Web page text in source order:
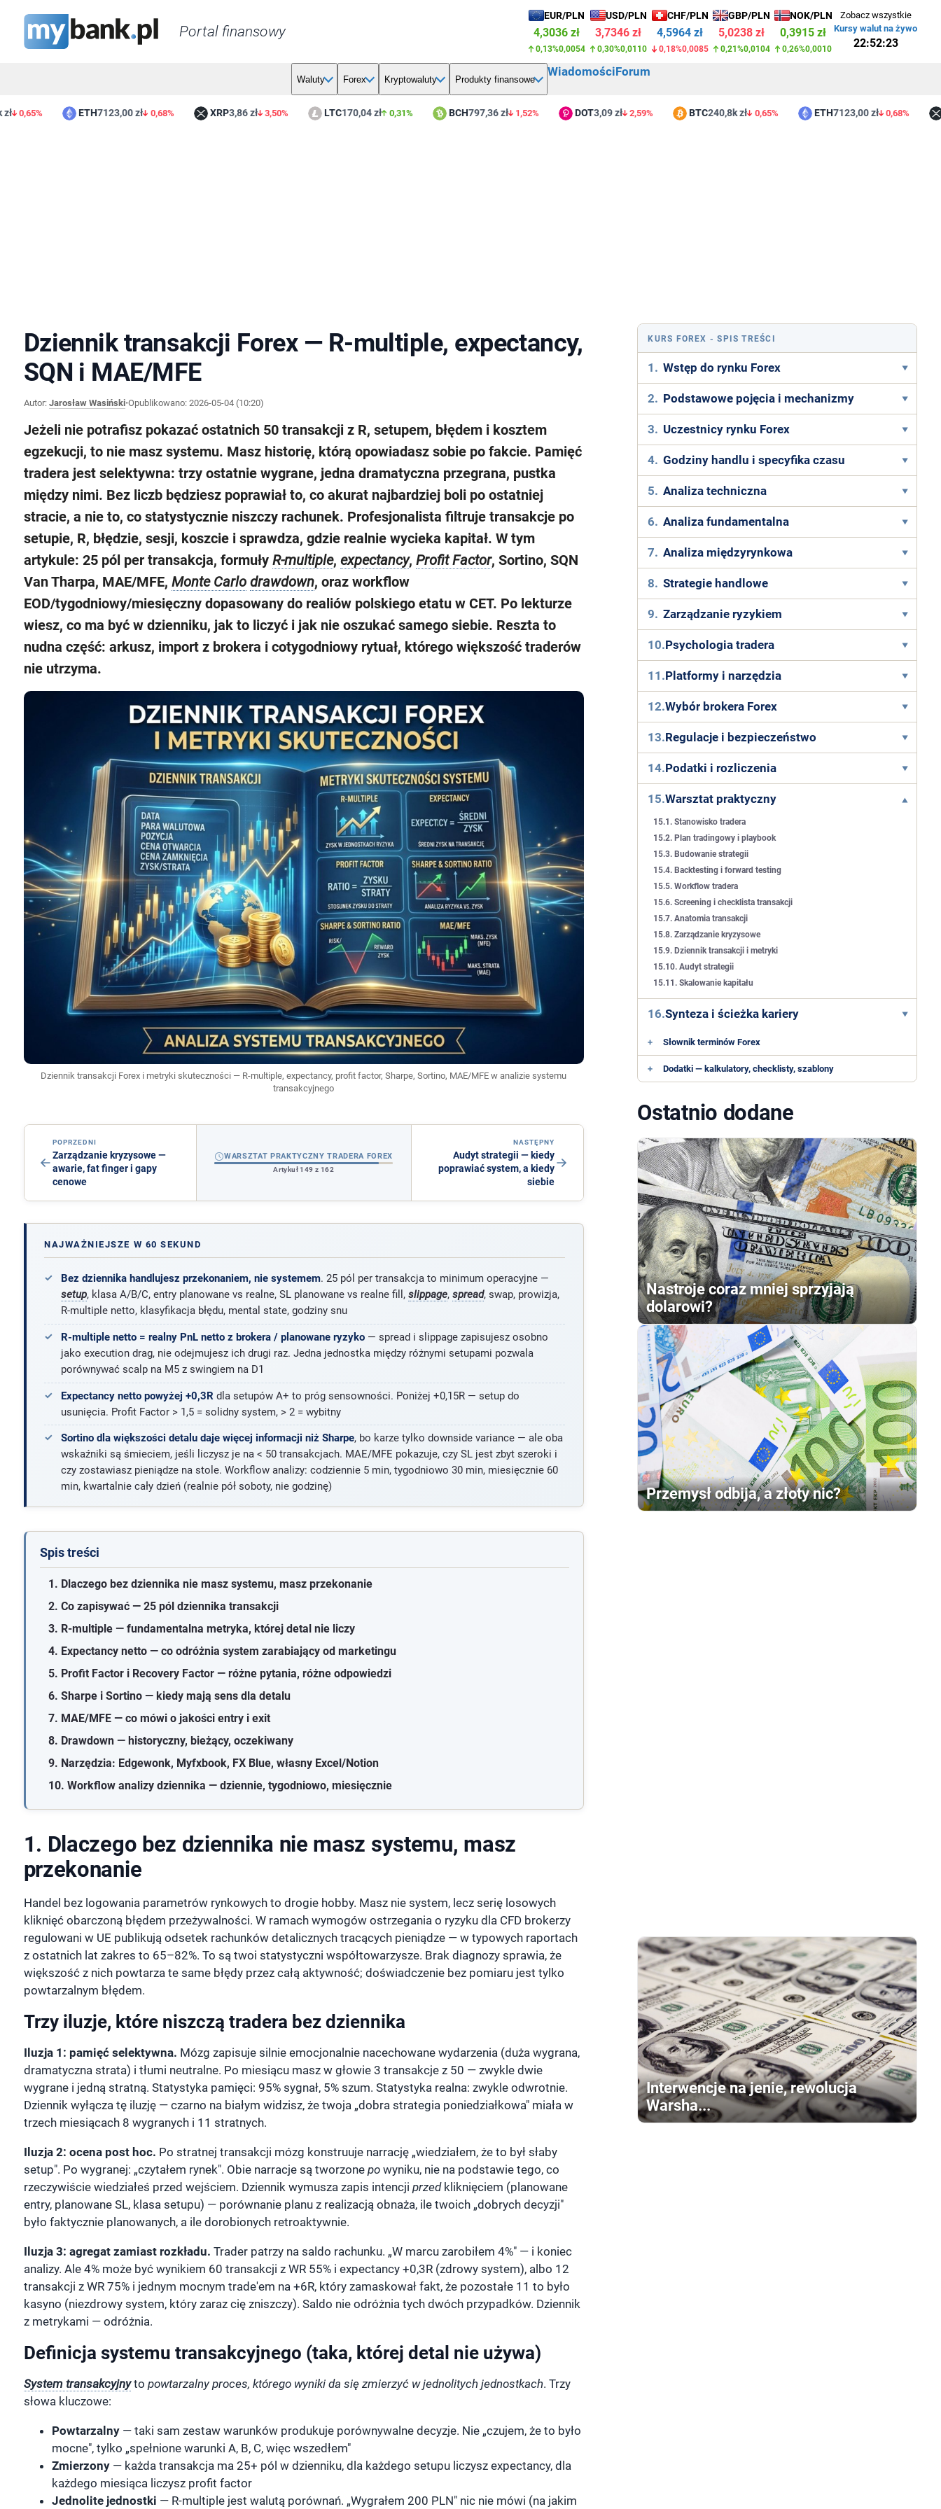
Portal finansowy
EUR/PLN
4,3036 zł
0,13%0,0054
USD/PLN
3,7346 zł
0,30%0,0110
CHF/PLN
4,5964 zł
0,18%0,0085
GBP/PLN
5,0238 zł
0,21%0,0104
NOK/PLN
0,3915 zł
0,26%0,0010
Zobacz wszystkie
Kursy walut na żywo
22:52:23
Waluty Forex Kryptowaluty Produkty finansowe
WiadomościForum
0,65% ETH7123,00 zł 0,68% XRP3,86 zł 3,50% LTC170,04 zł 0,31% BCH797,36 zł 1,52% DOT3,09 zł 2,59% BTC240,8k zł 0,65% ETH7123,00 zł 0,68%
Dziennik transakcji Forex — R-multiple, expectancy,
SQN i MAE/MFE
Autor: Jarosław Wasiński•Opublikowano: 2026-05-04 (10:20)
Jeżeli nie potrafisz pokazać ostatnich 50 transakcji z R, setupem, błędem i kosztem
egzekucji, to nie masz systemu. Masz historię, którą opowiadasz sobie po fakcie. Pamięć
tradera jest selektywna: trzy ostatnie wygrane, jedna dramatyczna przegrana, pustka
między nimi. Bez liczb będziesz poprawiał to, co akurat najbardziej boli po ostatniej
stracie, a nie to, co statystycznie niszczy rachunek. Profesjonalista filtruje transakcje po
setupie, R, błędzie, sesji, koszcie i sprawdza, gdzie realnie wycieka kapitał. W tym
artykule: 25 pól per transakcja, formuły R-multiple, expectancy, Profit Factor, Sortino, SQN
Van Tharpa, MAE/MFE, Monte Carlo drawdown, oraz workflow
EOD/tygodniowy/miesięczny dopasowany do realiów polskiego etatu w CET. Po lekturze
wiesz, co ma być w dzienniku, jak to liczyć i jak nie oszukać samego siebie. Reszta to
nudna część: arkusz, import z brokera i cotygodniowy rytuał, którego większość traderów
nie utrzyma.
Dziennik transakcji Forex i metryki skuteczności — R-multiple, expectancy, profit factor, Sharpe, Sortino, MAE/MFE w analizie systemu
transakcyjnego
POPRZEDNI
Zarządzanie kryzysowe —
awarie, fat finger i gapy
cenowe
WARSZTAT PRAKTYCZNY TRADERA FOREX
Artykuł 149 z 162
NASTĘPNY
Audyt strategii — kiedy
poprawiać system, a kiedy
siebie
NAJWAŻNIEJSZE W 60 SEKUND
Bez dziennika handlujesz przekonaniem, nie systemem. 25 pól per transakcja to minimum operacyjne —
setup, klasa A/B/C, entry planowane vs realne, SL planowane vs realne fill, slippage, spread, swap, prowizja,
R-multiple netto, klasyfikacja błędu, mental state, godziny snu
R-multiple netto = realny PnL netto z brokera / planowane ryzyko— spread i slippage zapisujesz osobno
jako execution drag, nie odejmujesz ich drugi raz. Jedna jednostka między różnymi setupami pozwala
porównywać scalp na M5 z swingiem na D1
Expectancy netto powyżej +0,3R dla setupów A+ to próg sensowności. Poniżej +0,15R — setup do
usunięcia. Profit Factor > 1,5 = solidny system, > 2 = wybitny
Sortino dla większości detalu daje więcej informacji niż Sharpe, bo karze tylko downside variance — ale oba
wskaźniki są śmieciem, jeśli liczysz je na < 50 transakcjach. MAE/MFE pokazuje, czy SL jest zbyt szeroki i
czy zostawiasz pieniądze na stole. Workflow analizy: codziennie 5 min, tygodniowo 30 min, miesięcznie 60
min, kwartalnie cały dzień (realnie pół soboty, nie godzinę)
Spis treści
1. Dlaczego bez dziennika nie masz systemu, masz przekonanie
2. Co zapisywać — 25 pól dziennika transakcji
3. R-multiple — fundamentalna metryka, której detal nie liczy
4. Expectancy netto — co odróżnia system zarabiający od marketingu
5. Profit Factor i Recovery Factor — różne pytania, różne odpowiedzi
6. Sharpe i Sortino — kiedy mają sens dla detalu
7. MAE/MFE — co mówi o jakości entry i exit
8. Drawdown — historyczny, bieżący, oczekiwany
9. Narzędzia: Edgewonk, Myfxbook, FX Blue, własny Excel/Notion
10. Workflow analizy dziennika — dziennie, tygodniowo, miesięcznie
1. Dlaczego bez dziennika nie masz systemu, masz
przekonanie
Handel bez logowania parametrów rynkowych to drogie hobby. Masz nie system, lecz serię losowych
kliknięć obarczoną błędem przeżywalności. W ramach wymogów ostrzegania o ryzyku dla CFD brokerzy
regulowani w UE publikują odsetek rachunków detalicznych tracących pieniądze — w typowych raportach
z ostatnich lat zakres to 65–82%. To są twoi statystyczni współtowarzysze. Brak diagnozy sprawia, że
większość z nich powtarza te same błędy przez całą aktywność; doświadczenie bez pomiaru jest tylko
powtarzalnym błędem.
Trzy iluzje, które niszczą tradera bez dziennika
Iluzja 1: pamięć selektywna. Mózg zapisuje silnie emocjonalnie nacechowane wydarzenia (duża wygrana,
dramatyczna strata) i tłumi neutralne. Po miesiącu masz w głowie 3 transakcje z 50 — zwykle dwie
wygrane i jedną stratną. Statystyka pamięci: 95% sygnał, 5% szum. Statystyka realna: zwykle odwrotnie.
Dziennik wyłącza tę iluzję — czarno na białym widzisz, że twoja „dobra strategia poniedziałkowa" miała w
trzech miesiącach 8 wygranych i 11 stratnych.
Iluzja 2: ocena post hoc. Po stratnej transakcji mózg konstruuje narrację „wiedziałem, że to był słaby
setup". Po wygranej: „czytałem rynek". Obie narracje są tworzone powyniku, nie na podstawie tego, co
rzeczywiście wiedziałeś przed wejściem. Dziennik wymusza zapis intencji przedkliknięciem (planowane
entry, planowane SL, klasa setupu) — porównanie planu z realizacją obnaża, ile twoich „dobrych decyzji"
było faktycznie planowanych, a ile dorobionych retroaktywnie.
Iluzja 3: agregat zamiast rozkładu. Trader patrzy na saldo rachunku. „W marcu zarobiłem 4%" — i koniec
analizy. Ale 4% może być wynikiem 60 transakcji z WR 55% i expectancy +0,3R (zdrowy system), albo 12
transakcji z WR 75% i jednym mocnym trade'em na +6R, który zamaskował fakt, że pozostałe 11 to było
kasyno (niezdrowy system, który zaraz cię zniszczy). Saldo nie odróżnia tych dwóch przypadków. Dziennik
z metrykami — odróżnia.
Definicja systemu transakcyjnego (taka, której detal nie używa)
System transakcyjnyto powtarzalny proces, którego wyniki da się zmierzyć w jednolitych jednostkach. Trzy
słowa kluczowe:
Powtarzalny— taki sam zestaw warunków produkuje porównywalne decyzje. Nie „czujem, że to było
mocne", tylko „spełnione warunki A, B, C, więc wszedłem"
Zmierzony— każda transakcja ma 25+ pól w dzienniku, dla każdego setupu liczysz expectancy, dla
każdego miesiąca liczysz profit factor
Jednolite jednostki — R-multiple jest walutą porównań. „Wygrałem 200 PLN" nic nie mówi (na jakim
KURS FOREX - SPIS TREŚCI
1. Wstęp do rynku Forex
2. Podstawowe pojęcia i mechanizmy
3. Uczestnicy rynku Forex
4. Godziny handlu i specyfika czasu
5. Analiza techniczna
6. Analiza fundamentalna
7. Analiza międzyrynkowa
8. Strategie handlowe
9. Zarządzanie ryzykiem
10.Psychologia tradera
11.Platformy i narzędzia
12.Wybór brokera Forex
13.Regulacje i bezpieczeństwo
14.Podatki i rozliczenia
15.Warsztat praktyczny
15.1. Stanowisko tradera
15.2. Plan tradingowy i playbook
15.3. Budowanie strategii
15.4. Backtesting i forward testing
15.5. Workflow tradera
15.6. Screening i checklista transakcji
15.7. Anatomia transakcji
15.8. Zarządzanie kryzysowe
15.9. Dziennik transakcji i metryki
15.10. Audyt strategii
15.11. Skalowanie kapitału
16.Synteza i ścieżka kariery
+ Słownik terminów Forex
+ Dodatki — kalkulatory, checklisty, szablony
Ostatnio dodane
Nastroje coraz mniej sprzyjają
dolarowi?
Przemysł odbija, a złoty nic?
Interwencje na jenie, rewolucja
Warsha...